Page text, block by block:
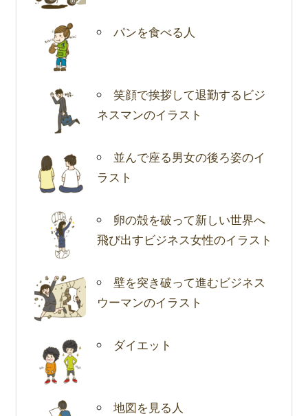
パンを食べる人
笑顔で挨拶して退勤するビジ
ネスマンのイラスト
並んで座る男女の後ろ姿のイ
ラスト
卵の殻を破って新しい世界へ
飛び出すビジネス女性のイラスト
壁を突き破って進むビジネス
ウーマンのイラスト
ダイエット
地図を見る人